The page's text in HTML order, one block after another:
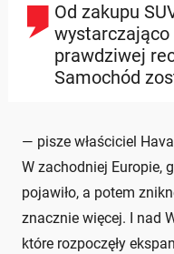
Od zakupu
wystarczająco
prawdziwej
Samochód
— pisze właściciel
W zachodniej Europie,
pojawiło, a potem
znacznie więcej. I nad
które rozpoczęły